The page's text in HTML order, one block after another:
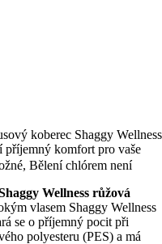
Bělení chlórem není
koberec Shaggy Wellness
příjemný komfort pro vaše
Wellness růžová
vlasem Shaggy Wellness
se o příjemný pocit při
polyesteru (PES) a má